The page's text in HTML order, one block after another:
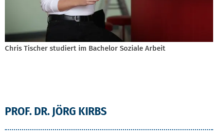
Chris Tischer studiert im Bachelor Soziale Arbeit
PROF. DR. JÖRG KIRBS